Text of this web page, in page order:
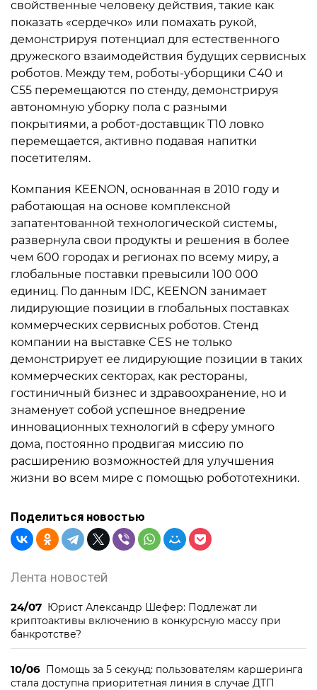
свойственные человеку действия, такие как
показать «сердечко» или помахать рукой,
демонстрируя потенциал для естественного
дружеского взаимодействия будущих сервисных
роботов. Между тем, роботы-уборщики C40 и
C55 перемещаются по стенду, демонстрируя
автономную уборку пола с разными
покрытиями, а робот-доставщик T10 ловко
перемещается, активно подавая напитки
посетителям.
Компания KEENON, основанная в 2010 году и
работающая на основе комплексной
запатентованной технологической системы,
развернула свои продукты и решения в более
чем 600 городах и регионах по всему миру, а
глобальные поставки превысили 100 000
единиц. По данным IDC, KEENON занимает
лидирующие позиции в глобальных поставках
коммерческих сервисных роботов. Стенд
компании на выставке CES не только
демонстрирует ее лидирующие позиции в таких
коммерческих секторах, как рестораны,
гостиничный бизнес и здравоохранение, но и
знаменует собой успешное внедрение
инновационных технологий в сферу умного
дома, постоянно продвигая миссию по
расширению возможностей для улучшения
жизни во всем мире с помощью робототехники.
Поделиться новостью
Лента новостей
24/07 Юрист Александр Шефер: Подлежат ли
криптоактивы включению в конкурсную массу при
банкротстве?
10/06 Помощь за 5 секунд: пользователям каршеринга
стала доступна приоритетная линия в случае ДТП